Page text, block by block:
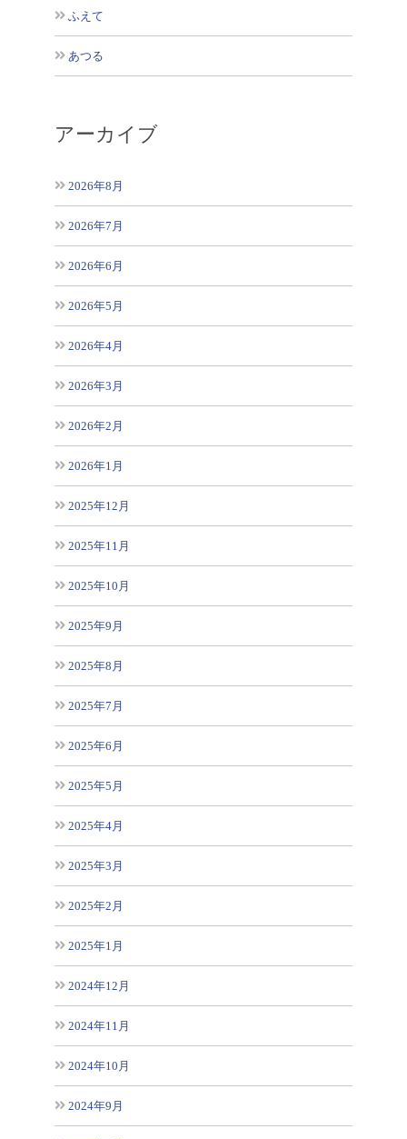
ふえて
あつる
アーカイブ
2026年8月
2026年7月
2026年6月
2026年5月
2026年4月
2026年3月
2026年2月
2026年1月
2025年12月
2025年11月
2025年10月
2025年9月
2025年8月
2025年7月
2025年6月
2025年5月
2025年4月
2025年3月
2025年2月
2025年1月
2024年12月
2024年11月
2024年10月
2024年9月